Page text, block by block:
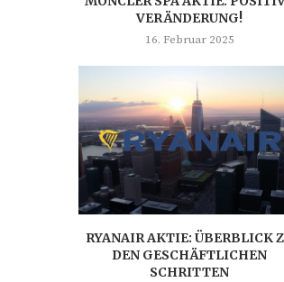
VERÄNDERUNG!
16. Februar 2025
RYANAIR AKTIE: ÜBERBLICK
DEN GESCHÄFTLICHEN
SCHRITTEN